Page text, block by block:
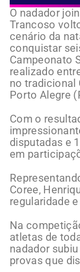
O nadador
Trancoso
cenário da
conquistar
Campeonato
realizado
no tradicional
Porto Alegre
Com o
disputadas e
em
Coree,
regularidade
Na
atletas de
nadador
provas que